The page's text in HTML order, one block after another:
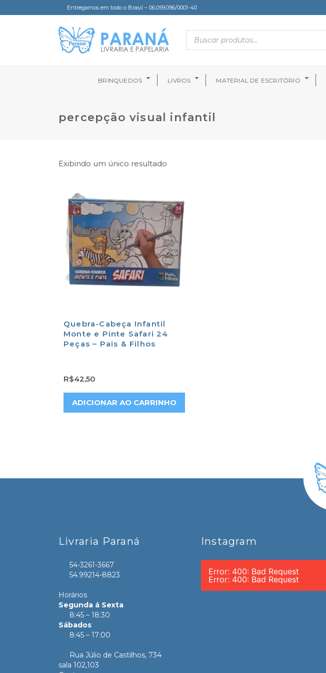
Entregamos em todo o Brasil – 06.059.096/0001-40
BRINQUEDOS LIVROS MATERIAL DE ESCRITÓRIO
percepção visual infantil
Exibindo um único resultado
Quebra-Cabeça Infantil
Monte e Pinte Safari 24
Peças – Pais & Filhos
R$42,50
ADICIONAR AO CARRINHO
Livraria Paraná
54-3261-3667
54.99214-8823
Horários
Segunda á Sexta
8:45 – 18:30
Sábados
8:45 – 17:00
Rua Júlio de Castilhos, 734
sala 102,103
Instagram
Error: 400: Bad Request
Error: 400: Bad Request